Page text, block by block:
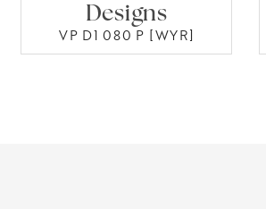
Designs
VP D1 080 P [WYR]